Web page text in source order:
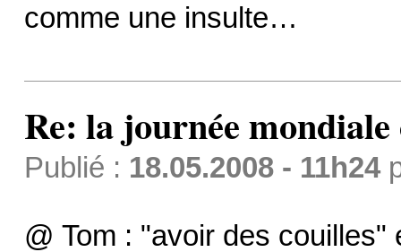
comme une insulte…
Re: la journée
Publié : 18.05.2008 - 11h24
@ Tom : "avoir des